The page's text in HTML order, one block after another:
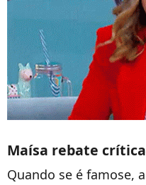
Maísa rebate
Quando se é famose,